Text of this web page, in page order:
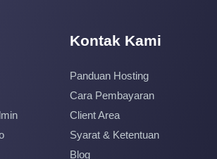
Kontak Kami
Panduan Hosting
Cara Pembayaran
Client Area
Syarat & Ketentuan
Blog